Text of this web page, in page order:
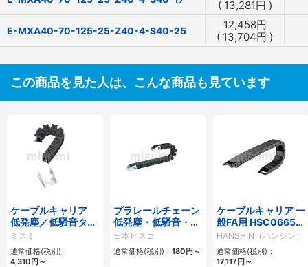
( 13,281円 )
E-MXA40-70-125-25-Z40-4-S40-25 12,458円
( 13,704円 )
この商品を見た人は、こんな商品も見ています
ケーブルキャリア
低発塵／低騒音タイ
プ
ミスミ
通常価格(税別)：
4,310 円 ～
プラレールチェーン
低発塵・低騒音・フ
ラップ開閉・ヒンジ
連結タイプ SCシリ
ーズ
日本ピスコ
通常価格(税別)： 180 円 ～
ケーブルキャリア 一
般FA用 HSC0665シ
リーズ
HANSHIN（ハンシン）
通常価格(税別)：
17,117 円 ～